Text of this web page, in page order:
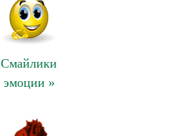
Смайлики
эмоции »